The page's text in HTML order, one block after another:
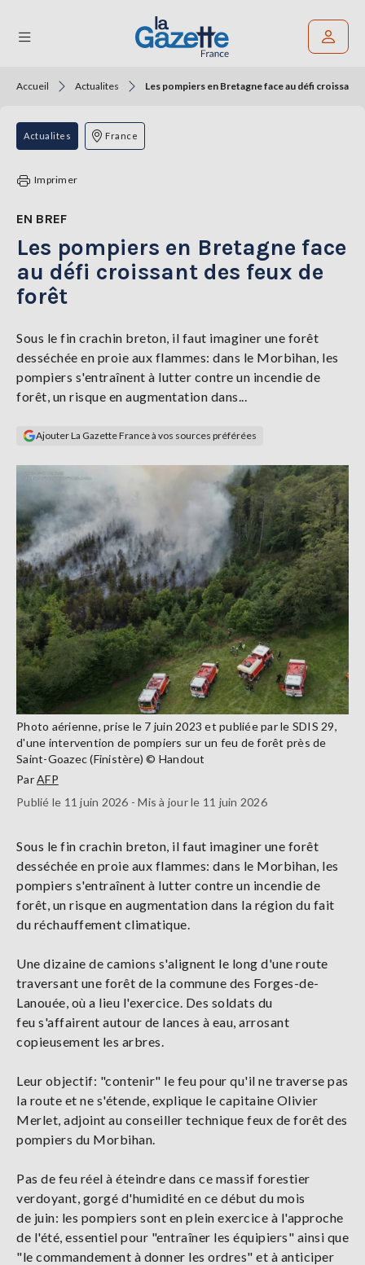
THÉMATIQUES
RÉGIONS
TENDANCES
SERVICES
LA
Se
connecter
S'abonner
Accueil Actualites Les pompiers en Bretagne face au défi croissant
Actualites France
Imprimer
EN BREF
Les pompiers en Bretagne face
au défi croissant des feux de
forêt
Sous le fin crachin breton, il faut imaginer une forêt
desséchée en proie aux flammes: dans le Morbihan, les
pompiers s'entraînent à lutter contre un incendie de
forêt, un risque en augmentation dans...
Ajouter La Gazette France à vos sources préférées
Photo aérienne, prise le 7 juin 2023 et publiée par le SDIS 29,
d'une intervention de pompiers sur un feu de forêt près de
Saint-Goazec (Finistère) © Handout
ParAFP
Publié le 11 juin 2026 - Mis à jour le 11 juin 2026
Sous le fin crachin breton, il faut imaginer une forêt
desséchée en proie aux flammes: dans le Morbihan, les
pompiers s'entraînent à lutter contre un incendie de
forêt, un risque en augmentation dans la région du fait
du réchauffement climatique.
Une dizaine de camions s'alignent le long d'une route
traversant une forêt de la commune des Forges-de-
Lanouée, où a lieu l'exercice. Des soldats du
feu s'affairent autour de lances à eau, arrosant
copieusement les arbres.
Leur objectif: "contenir" le feu pour qu'il ne traverse pas
la route et ne s'étende, explique le capitaine Olivier
Merlet, adjoint au conseiller technique feux de forêt des
pompiers du Morbihan.
Pas de feu réel à éteindre dans ce massif forestier
verdoyant, gorgé d'humidité en ce début du mois
de juin: les pompiers sont en plein exercice à l'approche
de l'été, essentiel pour "entraîner les équipiers" ainsi que
"le commandement à donner les ordres" et à anticiper